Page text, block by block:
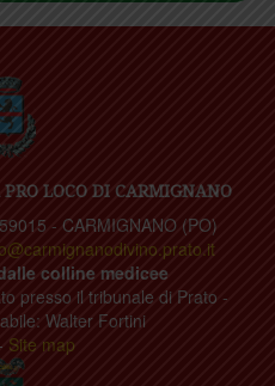
LOCO DI CARMIGNANO
- CARMIGNANO (PO)
colline medicee
presso il tribunale di Prato -
Walter Fortini
- Site map